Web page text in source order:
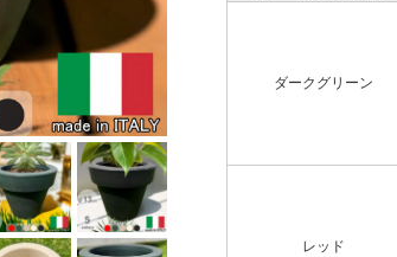
ダークグリーン
レッド